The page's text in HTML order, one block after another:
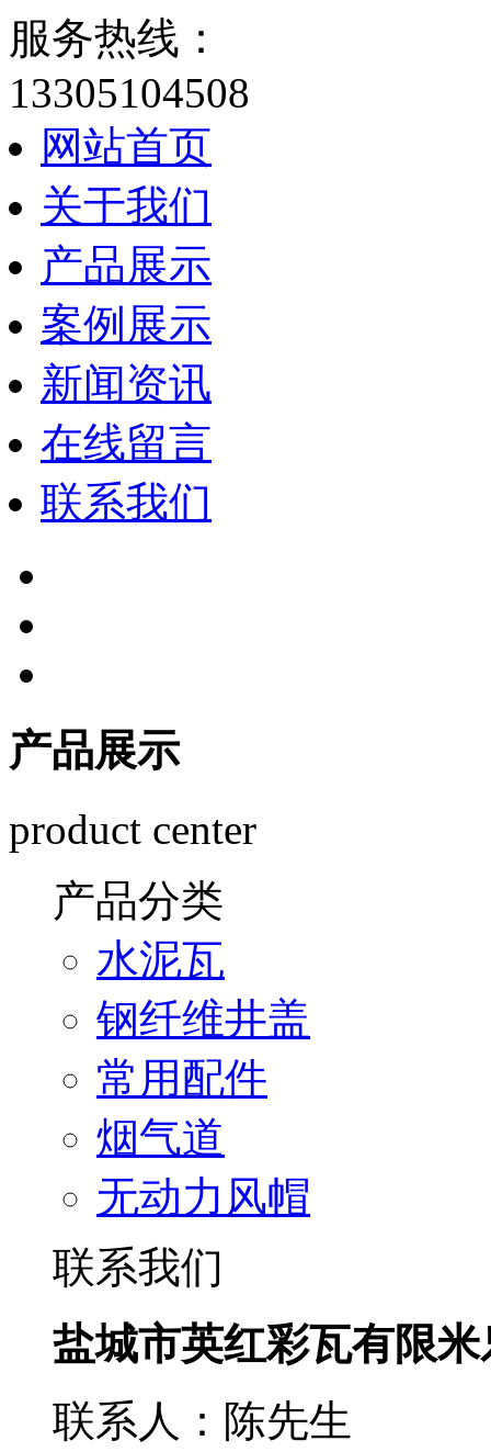
服务热线：
13305104508
网站首页
关于我们
产品展示
案例展示
新闻资讯
在线留言
联系我们
产品展示
product center
产品分类
水泥瓦
钢纤维井盖
常用配件
烟气道
无动力风帽
联系我们
盐城市英红彩瓦有限
联系人：陈先生